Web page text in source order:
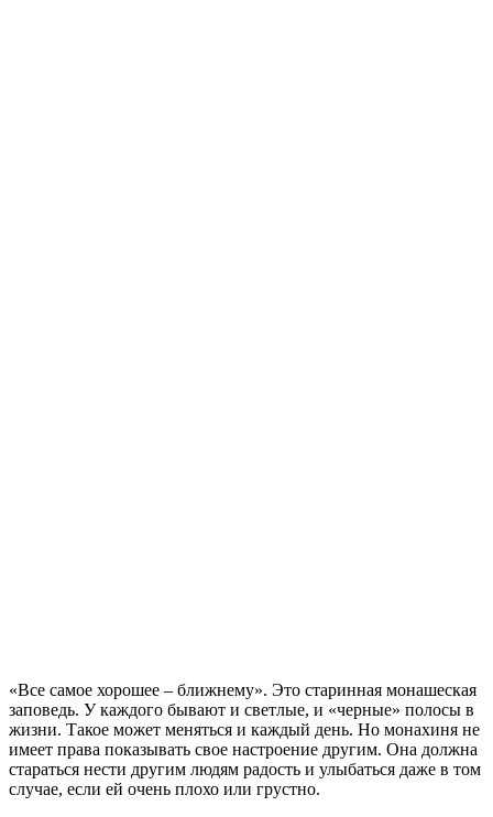
«Все самое хорошее – ближнему». Это старинная монашеская
заповедь. У каждого бывают и светлые, и «черные» полосы в
жизни. Такое может меняться и каждый день. Но монахиня не
имеет права показывать свое настроение другим. Она должна
стараться нести другим людям радость и улыбаться даже в том
случае, если ей очень плохо или грустно.